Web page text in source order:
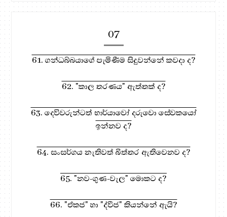
07
61. ගන්ධබ්බයාගේ පැමිණීම සිදුවන්නේ කවදා ද?
62. "කාල තරණය" ඇත්තක් ද?
63. දෙවිවරුන්ටත් භාර්යාවෝ දරුවො සේවකයෝ
ඉන්නව ද?
64. සංසර්ගය නැතිවත් බිත්තර ඇතිවෙනව ද?
65. "නව-ගුණ-වැල" මොකට ද?
66. "ඒකජ" හා "ද්වීජ" කියන්නේ ඇයි?